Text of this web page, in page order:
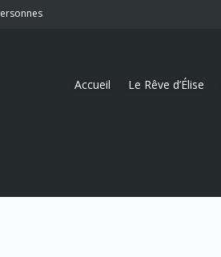
Accueil Le Rêve d’Élise